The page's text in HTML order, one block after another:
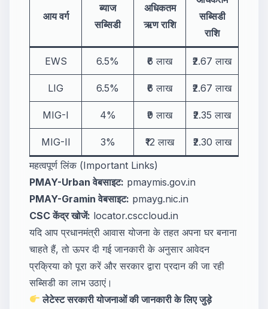
आय वर्ग
ब्याज
सब्सिडी
अधिकतम
ऋण राशि
सब्सिडी
राशि
EWS 6.5% ₹6 लाख ₹2.67 लाख
LIG 6.5% ₹6 लाख ₹2.67 लाख
MIG-I 4% ₹9 लाख ₹2.35 लाख
MIG-II 3% ₹12 लाख
₹2.30 लाख
महत्वपूर्ण लिंक (Important Links)
PMAY-Urban वेबसाइट: pmaymis.gov.in
PMAY-Gramin वेबसाइट: pmayg.nic.in
CSC केंद्र खोजें: locator.csccloud.in
यदि आप प्रधानमंत्री आवास योजना के तहत अपना घर बनाना
चाहते हैं, तो ऊपर दी गई जानकारी के अनुसार आवेदन
प्रक्रिया को पूरा करें और सरकार द्वारा प्रदान की जा रही
सब्सिडी का लाभ उठाएं।
लेटेस्ट सरकारी योजनाओं की जानकारी के लिए जुड़े